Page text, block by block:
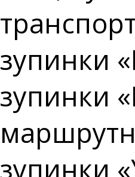
зупинки
зупинки
зупинки